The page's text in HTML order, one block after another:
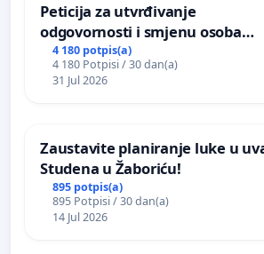
Peticija za utvrđivanje
odgovornosti i smjenu osoba
odgovornih za incident u
Zoološkom vrtu Grada Zagreba
4 180 potpis(a)
4 180 Potpisi / 30 dan(a)
31 Jul 2026
Zaustavite planiranje luke u
Studena u Žaboriću!
895 potpis(a)
895 Potpisi / 30 dan(a)
14 Jul 2026